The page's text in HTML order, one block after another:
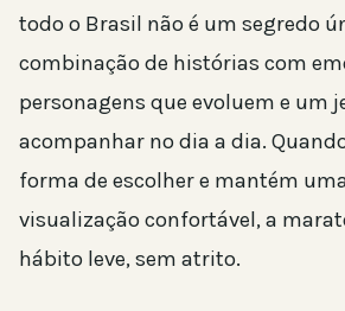
todo o Brasil não é um segredo
combinação de histórias com
personagens que evoluem e um
acompanhar no dia a dia.
forma de escolher e mantém
visualização confortável, a
hábito leve, sem atrito.